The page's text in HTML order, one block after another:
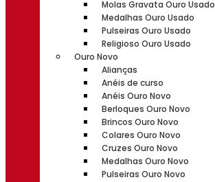
Molas Gravata Ouro Usado
Medalhas Ouro Usado
Pulseiras Ouro Usado
Religioso Ouro Usado
Ouro Novo
Alianças
Anéis de curso
Anéis Ouro Novo
Berloques Ouro Novo
Brincos Ouro Novo
Colares Ouro Novo
Cruzes Ouro Novo
Medalhas Ouro Novo
Pulseiras Ouro Novo